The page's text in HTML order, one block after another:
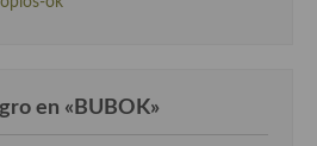
en «BUBOK»